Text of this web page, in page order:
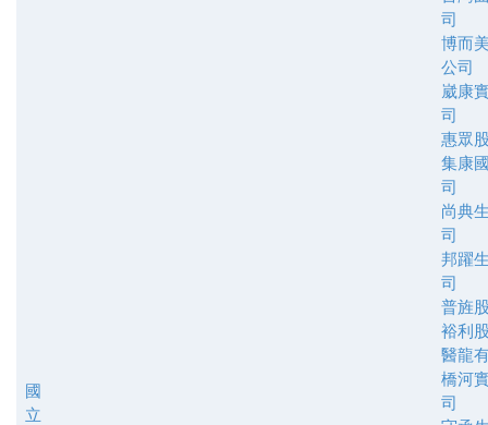
國
立
司
博而
公司
崴康
司
惠眾
集康
司
尚典
司
邦躍
司
普旌
裕利
醫龍
橋河
司